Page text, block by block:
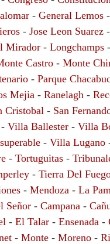
- General Lemos -
- Jose Leon Suarez -
Mirador - Longchamps -
Castro - Monte
- Parque
Mejia - Ranelagh -
Cristobal - San
- Villa Ballester - Villa
- Villa Lugano
- Tortuguitas -
- Tierra Del
- Mendoza - La
Señor - Campana -
- El Talar - Ensenada -
- Monte - Moreno -